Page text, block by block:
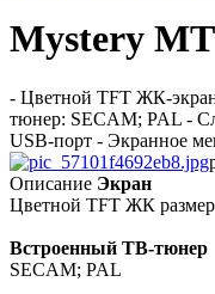
Mystery
- Цветной TFT ЖК-
тюнер: SECAM; PAL -
USB-порт - Экранное
Описание Экран
Цветной TFT ЖК
Встроенный ТВ-тюнер
SECAM; PAL